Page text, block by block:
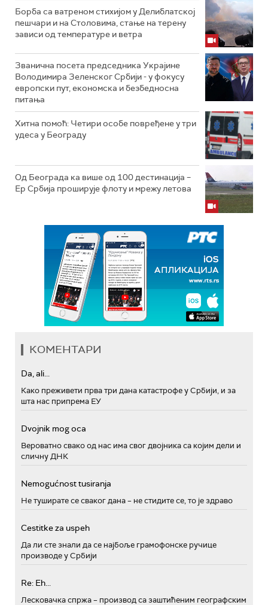
Борба са ватреном стихијом у Делиблатској
пешчари и на Столовима, стање на терену
зависи од температуре и ветра
Званична посета председника Украјине
Володимира Зеленског Србији - у фокусу
европски пут, економска и безбедносна
питања
Хитна помоћ: Четири особе повређене у три
удеса у Београду
Од Београда ка више од 100 дестинација –
Ер Србија проширује флоту и мрежу летова
КОМЕНТАРИ
Da, ali...
Како преживети прва три дана катастрофе у Србији, и за
шта нас припрема ЕУ
Dvojnik mog oca
Вероватно свако од нас има свог двојника са којим дели и
сличну ДНК
Nemogućnost tusiranja
Не туширате се сваког дана – не стидите се, то је здраво
Cestitke za uspeh
Да ли сте знали да се најбоље грамофонске ручице
производе у Србији
Re: Eh...
Лесковачка спржа – производ са заштићеним географским